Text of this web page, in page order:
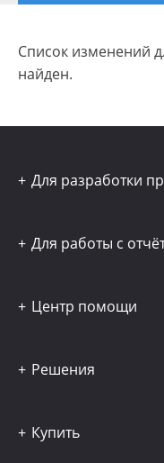
Список изменений
найден.
Для разработки
Для работы с
Центр помощи
Решения
Купить